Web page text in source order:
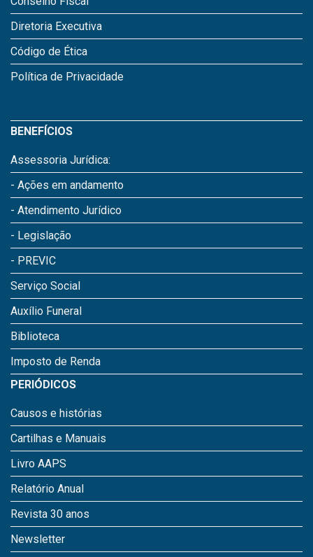
Diretoria Executiva
Código de Ética
Política de Privacidade
BENEFÍCIOS
Assessoria Jurídica:
- Ações em andamento
- Atendimento Jurídico
- Legislação
- PREVIC
Serviço Social
Auxílio Funeral
Biblioteca
Imposto de Renda
PERIÓDICOS
Causos e histórias
Cartilhas e Manuais
Livro AAPS
Relatório Anual
Revista 30 anos
Newsletter